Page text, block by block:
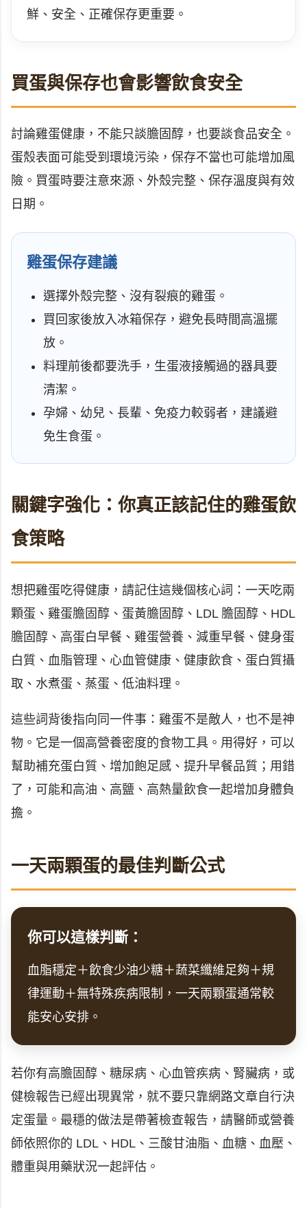
鮮、安全、正確保存更重要。
買蛋與保存也會影響飲食安全
討論雞蛋健康，不能只談膽固醇，也要談食品安全。
蛋殼表面可能受到環境污染，保存不當也可能增加風
險。買蛋時要注意來源、外殼完整、保存溫度與有效
日期。
雞蛋保存建議
選擇外殼完整、沒有裂痕的雞蛋。
買回家後放入冰箱保存，避免長時間高溫擺
放。
料理前後都要洗手，生蛋液接觸過的器具要
清潔。
孕婦、幼兒、長輩、免疫力較弱者，建議避
免生食蛋。
關鍵字強化：你真正該記住的雞蛋飲
食策略
想把雞蛋吃得健康，請記住這幾個核心詞：一天吃兩
顆蛋、雞蛋膽固醇、蛋黃膽固醇、LDL 膽固醇、HDL
膽固醇、高蛋白早餐、雞蛋營養、減重早餐、健身蛋
白質、血脂管理、心血管健康、健康飲食、蛋白質攝
取、水煮蛋、蒸蛋、低油料理。
這些詞背後指向同一件事：雞蛋不是敵人，也不是神
物。它是一個高營養密度的食物工具。用得好，可以
幫助補充蛋白質、增加飽足感、提升早餐品質；用錯
了，可能和高油、高鹽、高熱量飲食一起增加身體負
擔。
一天兩顆蛋的最佳判斷公式
你可以這樣判斷：
血脂穩定＋飲食少油少糖＋蔬菜纖維足夠＋規
律運動＋無特殊疾病限制，一天兩顆蛋通常較
能安心安排。
若你有高膽固醇、糖尿病、心血管疾病、腎臟病，或
健檢報告已經出現異常，就不要只靠網路文章自行決
定蛋量。最穩的做法是帶著檢查報告，請醫師或營養
師依照你的 LDL、HDL、三酸甘油脂、血糖、血壓、
體重與用藥狀況一起評估。